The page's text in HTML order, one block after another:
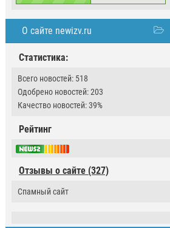
О сайте newizv.ru
Статистика:
Всего новостей: 518
Одобрено новостей: 203
Качество новостей: 39%
Рейтинг
Отзывы о сайте (327)
Спамный сайт